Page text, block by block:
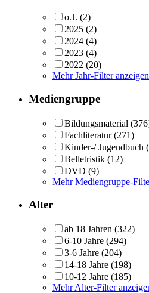
o.J. (2)
2025 (2)
2024 (4)
2023 (4)
2022 (20)
Mehr Jahr-Filter anzeigen
Mediengruppe
Bildungsmaterial
Fachliteratur (271)
Kinder-/ Jugendbuch
Belletristik (12)
DVD (9)
Mehr Mediengruppe-
Alter
ab 18 Jahren (322)
6-10 Jahre (294)
3-6 Jahre (204)
14-18 Jahre (198)
10-12 Jahre (185)
Mehr Alter-Filter